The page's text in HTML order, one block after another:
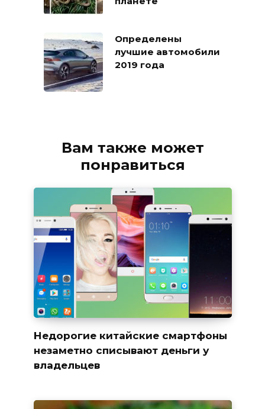
Определены
лучшие автомобили
2019 года
Вам также может
понравиться
Недорогие китайские смартфоны
незаметно списывают деньги у
владельцев